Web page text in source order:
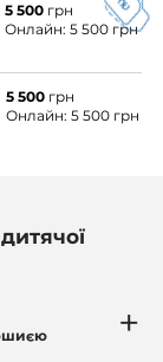
5 500 грн
Онлайн: 5 500 грн
5 500 грн
Онлайн: 5 500 грн
+